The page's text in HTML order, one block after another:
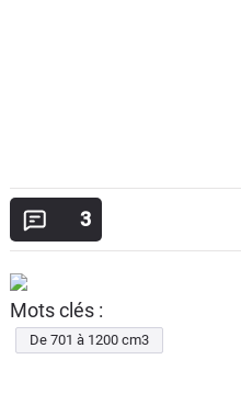
3
Mots clés :
De 701 à 1200 cm3